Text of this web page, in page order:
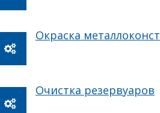
Окраска
Очистка резервуаров